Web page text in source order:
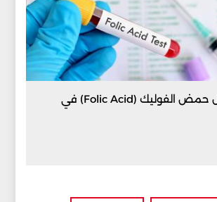
كم سعر تحليل حمض الفوليك (Folic Acid) في